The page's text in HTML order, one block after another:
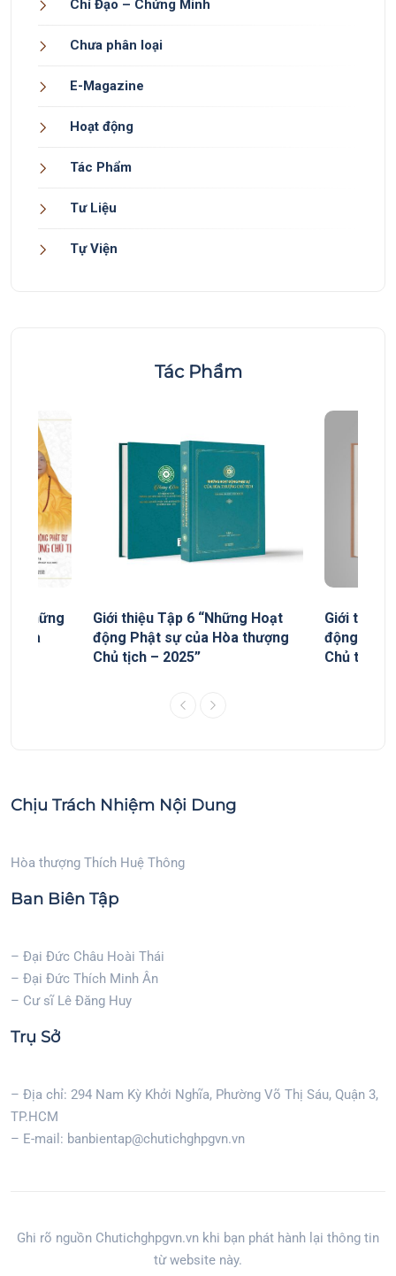
Chỉ Đạo – Chứng Minh
Chưa phân loại
E-Magazine
Hoạt động
Tác Phẩm
Tư Liệu
Tự Viện
Tác Phẩm
“Những
Hòa
Giới thiệu Tập 6 “Những Hoạt
động Phật sự của Hòa thượng
Chủ tịch – 2025”
Giới thiệu
động
Chủ tịch”
Chịu Trách Nhiệm Nội Dung
Hòa thượng Thích Huệ Thông
Ban Biên Tập
– Đại Đức Châu Hoài Thái
– Đại Đức Thích Minh Ân
– Cư sĩ Lê Đăng Huy
Trụ Sở
– Địa chỉ: 294 Nam Kỳ Khởi Nghĩa, Phường Võ Thị Sáu, Quận 3,
TP.HCM
– E-mail: banbientap@chutichghpgvn.vn
Ghi rõ nguồn Chutichghpgvn.vn khi bạn phát hành lại thông tin
từ website này.